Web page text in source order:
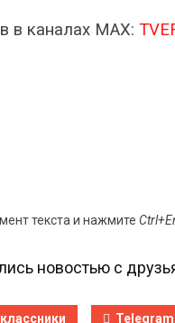
в каналах МАХ:
текста и нажмите
новостью с
Telegram